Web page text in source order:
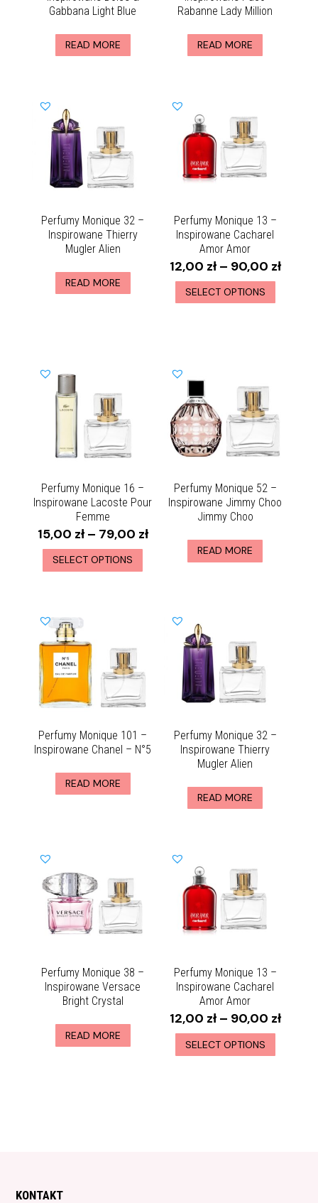
Gabbana Light Blue
READ MORE
Rabanne Lady Million
READ MORE
Perfumy Monique 32 –
Inspirowane Thierry
Mugler Alien
READ MORE
Perfumy Monique 13 –
Inspirowane Cacharel
Amor Amor
12,00 zł– 90,00 zł
SELECT OPTIONS
Perfumy Monique 16 –
Inspirowane Lacoste Pour
Femme
15,00 zł– 79,00 zł
SELECT OPTIONS
Perfumy Monique 52 –
Inspirowane Jimmy Choo
Jimmy Choo
READ MORE
Perfumy Monique 101 –
Inspirowane Chanel – N°5
READ MORE
Perfumy Monique 32 –
Inspirowane Thierry
Mugler Alien
READ MORE
Perfumy Monique 38 –
Inspirowane Versace
Bright Crystal
READ MORE
Perfumy Monique 13 –
Inspirowane Cacharel
Amor Amor
12,00 zł– 90,00 zł
SELECT OPTIONS
KONTAKT